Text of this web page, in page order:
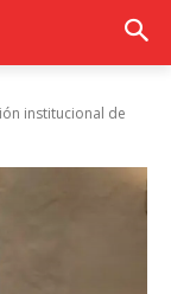
institucional de